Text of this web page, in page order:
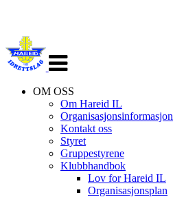
navigasjon
OM OSS
Om Hareid IL
Organisasjonsinformasjon
Kontakt oss
Styret
Gruppestyrene
Klubbhandbok
Lov for Hareid IL
Organisasjonsplan